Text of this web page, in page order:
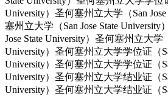
University）圣何塞州立大学（San
塞州立大学（San Jose State
Jose State University）圣何塞州立大学
University）圣何塞州立大学学位证（
University）圣何塞州立大学学位证（
University）圣何塞州立大学结业证（
University）圣何塞州立大学结业证（